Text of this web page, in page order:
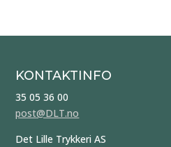
KONTAKTINFO
35 05 36 00
post@DLT.no
Det Lille Trykkeri AS